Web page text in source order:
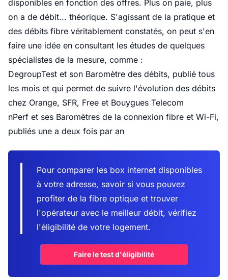
disponibles en fonction des offres. Plus on paie, plus
on a de débit... théorique. S'agissant de la pratique et
des débits fibre véritablement constatés, on peut s'en
faire une idée en consultant les études de quelques
spécialistes de la mesure, comme :
DegroupTest et son Baromètre des débits, publié tous
les mois et qui permet de suivre l'évolution des débits
chez Orange, SFR, Free et Bouygues Telecom
nPerf et ses Baromètres de la connexion fibre et Wi-Fi,
publiés une a deux fois par an
Pour comparer les box internet disponibles
à votre adresse, savoir si vous pouvez
profiter de la fibre optique et trouver
l'opérateur avec le meilleur débit, vérifiez
l'éligibilité de votre logement.
Faire le test d'éligibilité